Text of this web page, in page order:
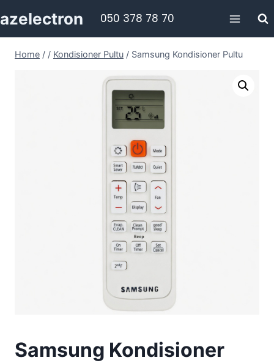
to
content
azelectron 050 378 78 70
Home / / Kondisioner Pultu / Samsung Kondisioner Pultu
Samsung Kondisioner